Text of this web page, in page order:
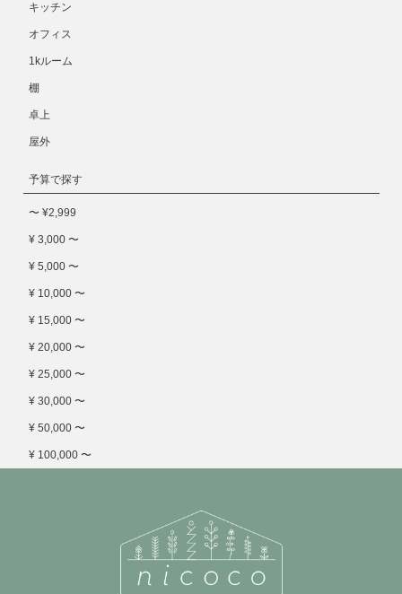
キッチン
オフィス
1kルーム
棚
卓上
屋外
予算で探す
〜 ¥2,999
¥ 3,000 〜
¥ 5,000 〜
¥ 10,000 〜
¥ 15,000 〜
¥ 20,000 〜
¥ 25,000 〜
¥ 30,000 〜
¥ 50,000 〜
¥ 100,000 〜